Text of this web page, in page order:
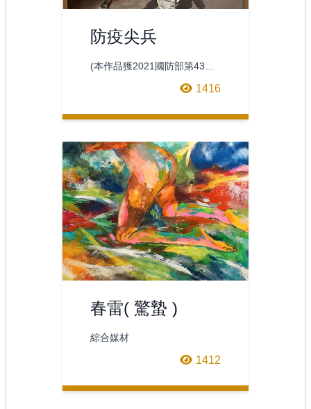
防疫尖兵
(本作品獲2021國防部第43屆
金環獎油畫類優選)主題：國泰
民安.防疫尖兵創作理念：陸軍
化學兵部隊不
1416
春雷( 驚蟄 )
綜合媒材
1412